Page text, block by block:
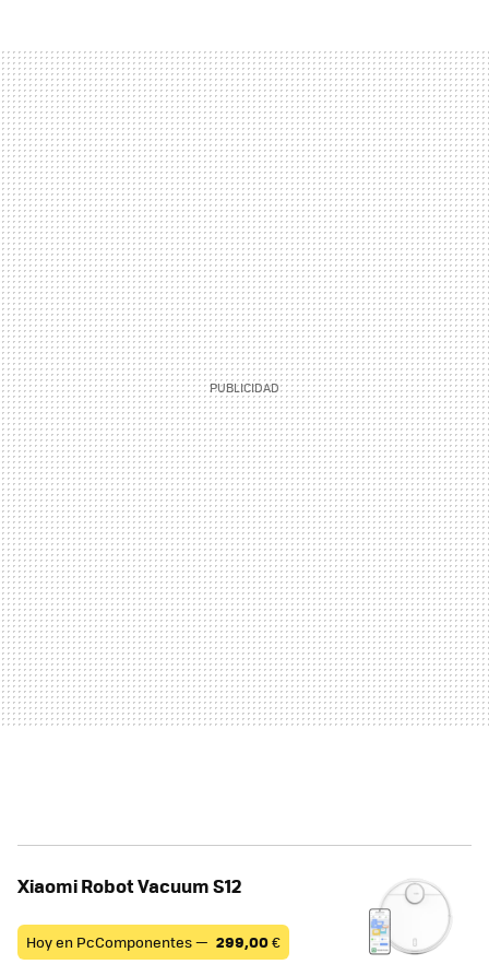
Xiaomi Robot Vacuum S12
Hoy en PcComponentes — 299,00€